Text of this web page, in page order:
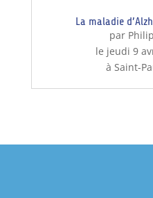
La maladie
par
le jeudi 9
à Saint-